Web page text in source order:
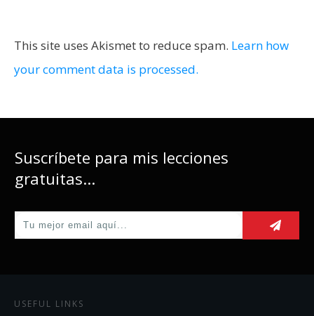
This site uses Akismet to reduce spam. Learn how
your comment data is processed.
Suscríbete para mis lecciones
gratuitas...
USEFUL LINKS